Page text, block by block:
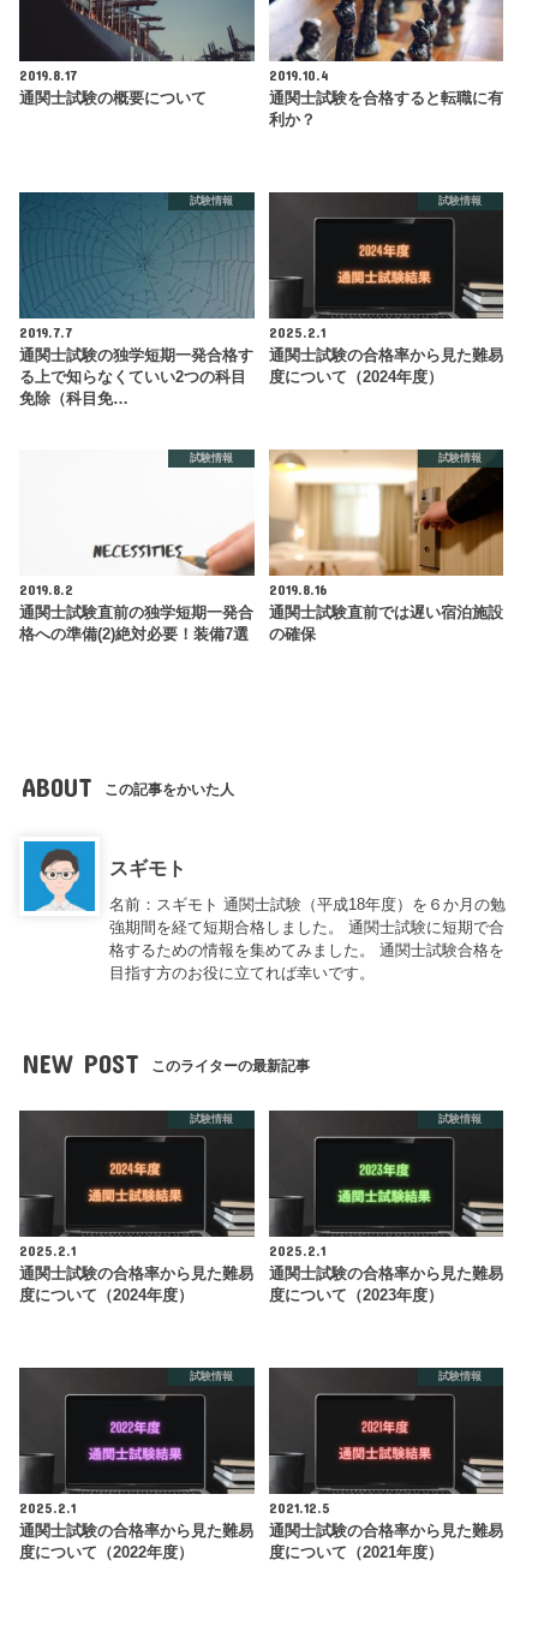
2019.8.17
通関士試験の概要について
2019.10.4
通関士試験を合格すると転職に有
利か？
試験情報
2019.7.7
通関士試験の独学短期一発合格す
る上で知らなくていい2つの科目
免除（科目免…
試験情報
2025.2.1
通関士試験の合格率から見た難易
度について（2024年度）
試験情報
2019.8.2
通関士試験直前の独学短期一発合
格への準備(2)絶対必要！装備7選
試験情報
2019.8.16
通関士試験直前では遅い宿泊施設
の確保
ABOUT この記事をかいた人
スギモト
名前：スギモト 通関士試験（平成18年度）を６か月の勉
強期間を経て短期合格しました。 通関士試験に短期で合
格するための情報を集めてみました。 通関士試験合格を
目指す方のお役に立てれば幸いです。
NEW POST このライターの最新記事
試験情報
2025.2.1
通関士試験の合格率から見た難易
度について（2024年度）
試験情報
2025.2.1
通関士試験の合格率から見た難易
度について（2023年度）
試験情報
2025.2.1
通関士試験の合格率から見た難易
度について（2022年度）
試験情報
2021.12.5
通関士試験の合格率から見た難易
度について（2021年度）